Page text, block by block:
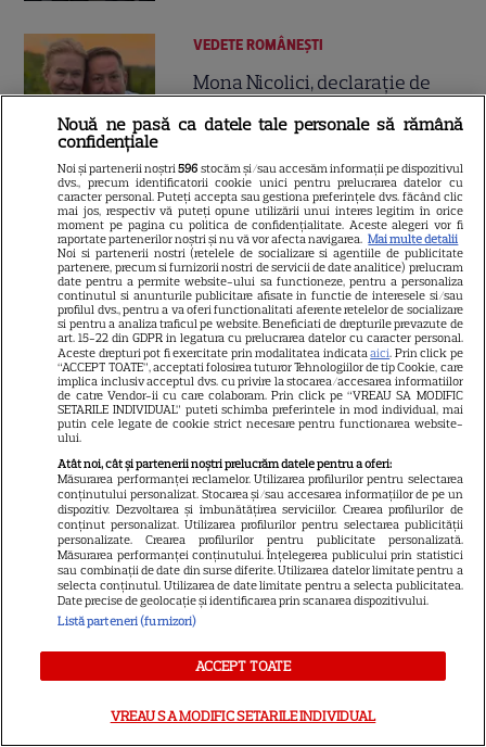
3
VEDETE ROMÂNEŞTI
Mona Nicolici, declarație de
Cezar Munteanu, la 53 de ani:
„Ești stâlpul, gluma, liniștea și
aventura mea”
12
VEDETE ROMÂNEŞTI
Cabiria Morgenstern, imagini
rare alături de iubitul ei și fiul
lor. „Fotografii pe care le faci,
dar nu le postezi”
ȘTIRI
Ringier România își stabilește
direcția pentru viitor: o
structură de conducere
concentrată în jurul unităților
de business Media și
Collectibles
Ana Bodea, declarații rare
Butnaru: „Mă ține pe linia de
Nouă ne pasă ca datele tale personale să rămână
confidențiale
Noi și partenerii noștri596 stocăm și/sau accesăm informații pe dispozitivul
dvs., precum identificatorii cookie unici pentru prelucrarea datelor cu
caracter personal. Puteți accepta sau gestiona preferințele dvs. făcând clic
mai jos, respectiv vă puteți opune utilizării unui interes legitim în orice
moment pe pagina cu politica de confidențialitate. Aceste alegeri vor fi
raportate partenerilor noștri și nu vă vor afecta navigarea. Mai multe detalii
Noi si partenerii nostri (retelele de socializare si agentiile de publicitate
partenere, precum si furnizorii nostri de servicii de date analitice) prelucram
date pentru a permite website-ului sa functioneze, pentru a personaliza
continutul si anunturile publicitare afisate in functie de interesele si/sau
profilul dvs., pentru a va oferi functionalitati aferente retelelor de socializare
si pentru a analiza traficul pe website. Beneficiati de drepturile prevazute de
art. 15-22 din GDPR in legatura cu prelucrarea datelor cu caracter personal.
Aceste drepturi pot fi exercitate prin modalitatea indicataaici. Prin click pe
“ACCEPT TOATE”, acceptati folosirea tuturor Tehnologiilor de tip Cookie, care
implica inclusiv acceptul dvs. cu privire la stocarea/accesarea informatiilor
de catre Vendor-ii cu care colaboram. Prin click pe “VREAU SA MODIFIC
SETARILE INDIVIDUAL” puteti schimba preferintele in mod individual, mai
putin cele legate de cookie strict necesare pentru functionarea website-
ului.
Atât noi, cât și partenerii noștri prelucrăm datele pentru a oferi:
Măsurarea performanței reclamelor. Utilizarea profilurilor pentru selectarea
conținutului personalizat. Stocarea și/sau accesarea informațiilor de pe un
dispozitiv. Dezvoltarea și îmbunătățirea serviciilor. Crearea profilurilor de
conținut personalizat. Utilizarea profilurilor pentru selectarea publicității
personalizate. Crearea profilurilor pentru publicitate personalizată.
Măsurarea performanței conținutului. Înțelegerea publicului prin statistici
sau combinații de date din surse diferite. Utilizarea datelor limitate pentru a
selecta conținutul. Utilizarea de date limitate pentru a selecta publicitatea.
Date precise de geolocație și identificarea prin scanarea dispozitivului.
Listă parteneri (furnizori)
ACCEPT TOATE
VREAU SA MODIFIC SETARILE INDIVIDUAL